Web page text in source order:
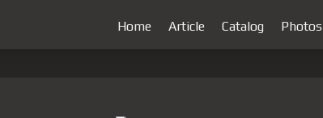
Home Article Catalog Photos